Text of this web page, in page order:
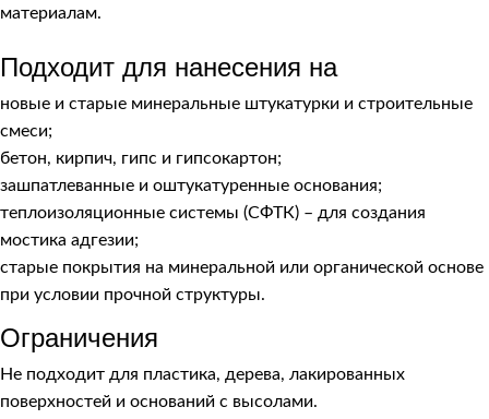
материалам.
Подходит для нанесения на
новые и старые минеральные штукатурки и строительные
смеси;
бетон, кирпич, гипс и гипсокартон;
зашпатлеванные и оштукатуренные основания;
теплоизоляционные системы (СФТК) – для создания
мостика адгезии;
старые покрытия на минеральной или органической основе
при условии прочной структуры.
Ограничения
Не подходит для пластика, дерева, лакированных
поверхностей и оснований с высолами.